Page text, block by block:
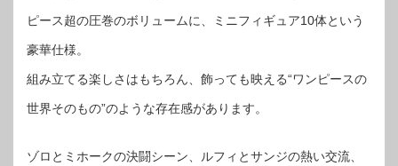
ピース超の圧巻のボリュームに、ミニフィギュア10体という
豪華仕様。
組み立てる楽しさはもちろん、飾っても映える“ワンピースの
世界そのもの”のような存在感があります。
ゾロとミホークの決闘シーン、ルフィとサンジの熱い交流、